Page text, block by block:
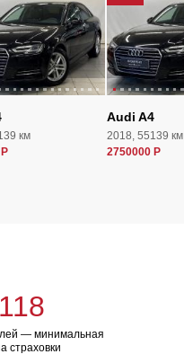
км
Audi A4
2018, 55139 км
2750000 Р
— минимальная
страховки